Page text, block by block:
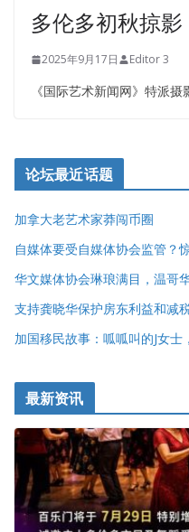
多伦多初秋掠影
2025年9月17日 Editor 3
《国际艺术新闻网》特派
论坛最近话题
加拿大老艺术家莽闯币圈
自媒体要受自媒体协会监管？
华文媒体协会琳琅满目，温哥
支持龚晓华保护房东利益和减
加国移民故事：呱呱叫的J女士
最新资讯